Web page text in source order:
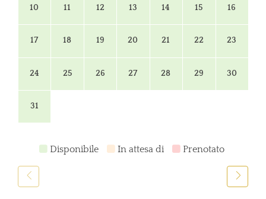
10 11 12 13 14 15 16
17 18 19 20 21 22 23
24 25 26 27 28 29 30
31
Disponibile In attesa di Prenotato